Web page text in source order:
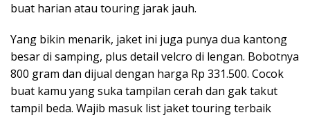
buat harian atau touring jarak jauh.
Yang bikin menarik, jaket ini juga punya dua kantong
besar di samping, plus detail velcro di lengan. Bobotnya
800 gram dan dijual dengan harga Rp 331.500. Cocok
buat kamu yang suka tampilan cerah dan gak takut
tampil beda. Wajib masuk list jaket touring terbaik